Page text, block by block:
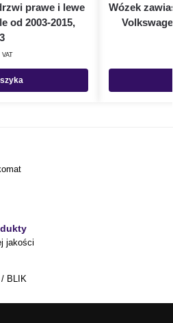
prawe i lewe
od 2003-2015,
VAT
Wózek
jakości
BLIK